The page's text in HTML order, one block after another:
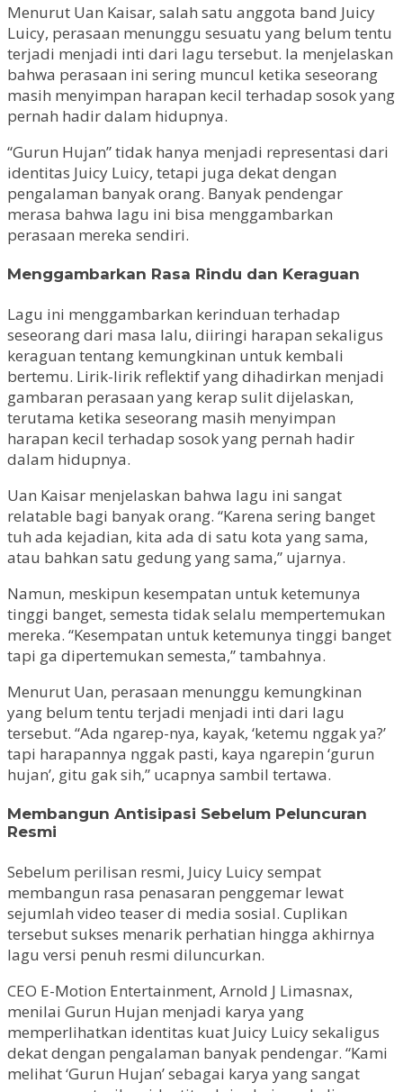
Menurut Uan Kaisar, salah satu anggota band Juicy
Luicy, perasaan menunggu sesuatu yang belum tentu
terjadi menjadi inti dari lagu tersebut. Ia menjelaskan
bahwa perasaan ini sering muncul ketika seseorang
masih menyimpan harapan kecil terhadap sosok yang
pernah hadir dalam hidupnya.
“Gurun Hujan” tidak hanya menjadi representasi dari
identitas Juicy Luicy, tetapi juga dekat dengan
pengalaman banyak orang. Banyak pendengar
merasa bahwa lagu ini bisa menggambarkan
perasaan mereka sendiri.
Menggambarkan Rasa Rindu dan Keraguan
Lagu ini menggambarkan kerinduan terhadap
seseorang dari masa lalu, diiringi harapan sekaligus
keraguan tentang kemungkinan untuk kembali
bertemu. Lirik-lirik reflektif yang dihadirkan menjadi
gambaran perasaan yang kerap sulit dijelaskan,
terutama ketika seseorang masih menyimpan
harapan kecil terhadap sosok yang pernah hadir
dalam hidupnya.
Uan Kaisar menjelaskan bahwa lagu ini sangat
relatable bagi banyak orang. “Karena sering banget
tuh ada kejadian, kita ada di satu kota yang sama,
atau bahkan satu gedung yang sama,” ujarnya.
Namun, meskipun kesempatan untuk ketemunya
tinggi banget, semesta tidak selalu mempertemukan
mereka. “Kesempatan untuk ketemunya tinggi banget
tapi ga dipertemukan semesta,” tambahnya.
Menurut Uan, perasaan menunggu kemungkinan
yang belum tentu terjadi menjadi inti dari lagu
tersebut. “Ada ngarep-nya, kayak, ‘ketemu nggak ya?’
tapi harapannya nggak pasti, kaya ngarepin ‘gurun
hujan’, gitu gak sih,” ucapnya sambil tertawa.
Membangun Antisipasi Sebelum Peluncuran
Resmi
Sebelum perilisan resmi, Juicy Luicy sempat
membangun rasa penasaran penggemar lewat
sejumlah video teaser di media sosial. Cuplikan
tersebut sukses menarik perhatian hingga akhirnya
lagu versi penuh resmi diluncurkan.
CEO E-Motion Entertainment, Arnold J Limasnax,
menilai Gurun Hujan menjadi karya yang
memperlihatkan identitas kuat Juicy Luicy sekaligus
dekat dengan pengalaman banyak pendengar. “Kami
melihat ‘Gurun Hujan’ sebagai karya yang sangat